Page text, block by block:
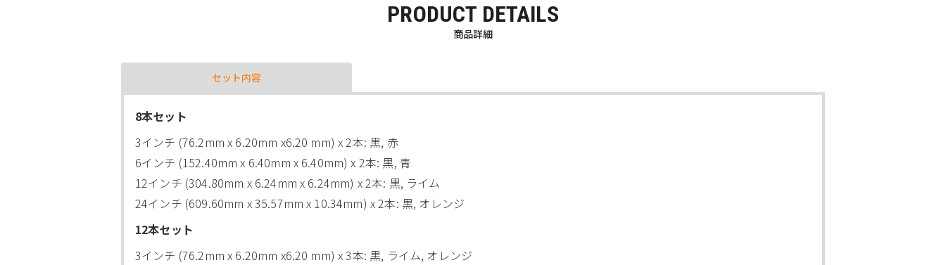
PRODUCT DETAILS
商品詳細
セット内容
8本セット
3インチ (76.2mm x 6.20mm x6.20 mm) x 2本: 黒, 赤
6インチ (152.40mm x 6.40mm x 6.40mm) x 2本: 黒, 青
12インチ (304.80mm x 6.24mm x 6.24mm) x 2本: 黒, ライム
24インチ (609.60mm x 35.57mm x 10.34mm) x 2本: 黒, オレンジ
12本セット
3インチ (76.2mm x 6.20mm x6.20 mm) x 3本: 黒, ライム, オレンジ